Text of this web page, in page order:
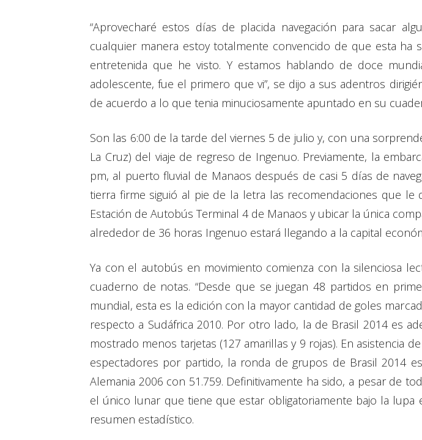
“Aprovecharé estos días de placida navegación para sacar
cualquier manera estoy totalmente convencido de que esta
entretenida que he visto. Y estamos hablando de doce
adolescente, fue el primero que vi”, se dijo a sus adentros
de acuerdo a lo que tenia minuciosamente apuntado en su
Son las 6:00 de la tarde del viernes 5 de julio y, con una
La Cruz) del viaje de regreso de Ingenuo. Previamente, la
pm, al puerto fluvial de Manaos después de casi 5 días de
tierra firme siguió al pie de la letra las recomendaciones que
Estación de Autobús Terminal 4 de Manaos y ubicar la única
alrededor de 36 horas Ingenuo estará llegando a la capital
Ya con el autobús en movimiento comienza con la silenciosa
cuaderno de notas. “Desde que se juegan 48 partidos en
mundial, esta es la edición con la mayor cantidad de goles
respecto a Sudáfrica 2010. Por otro lado, la de Brasil 2014 es
mostrado menos tarjetas (127 amarillas y 9 rojas). En asistencia
espectadores por partido, la ronda de grupos de Brasil 2014
Alemania 2006 con 51.759. Definitivamente ha sido, a pesar de
el único lunar que tiene que estar obligatoriamente bajo la lupa
resumen estadístico.